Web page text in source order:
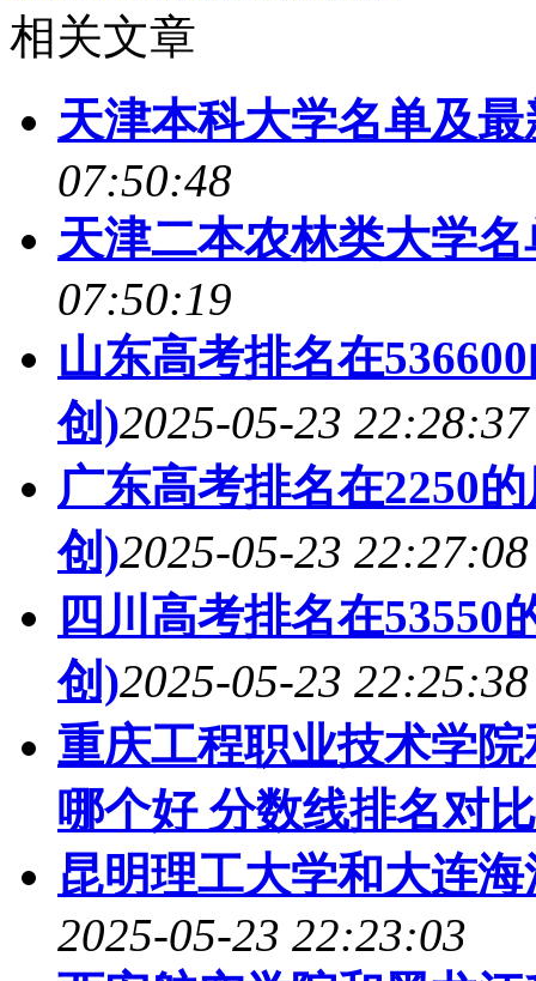
相关文章
天津本科大学名单及最
07:50:48
天津二本农林类大学
07:50:19
山东高考排名在
创)2025-05-23 22:28:37
广东高考排名在2250
创)2025-05-23 22:27:08
四川高考排名在
创)2025-05-23 22:25:38
重庆工程职业技术学
哪个好 分数线排名对比
昆明理工大学和大连
2025-05-23 22:23:03